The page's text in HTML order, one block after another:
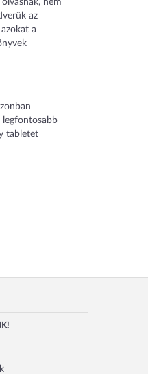
nem
az
a
legfontosabb
tabletet